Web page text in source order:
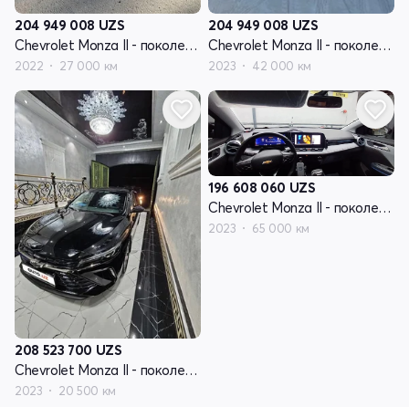
204 949 008 UZS
Chevrolet Monza II - поколение рестайлинг
2022 27 000 км
204 949 008 UZS
Chevrolet Monza II - поколение рестайлинг
2023 42 000 км
208 523 700 UZS
Chevrolet Monza II - поколение рестайлинг
2023 20 500 км
196 608 060 UZS
Chevrolet Monza II - поколение рестайлинг
2023 65 000 км